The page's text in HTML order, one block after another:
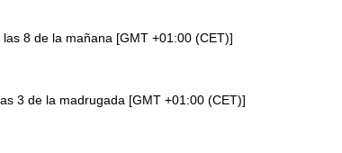
8 de la mañana [GMT +01:00 (CET)]
3 de la madrugada [GMT +01:00 (CET)]